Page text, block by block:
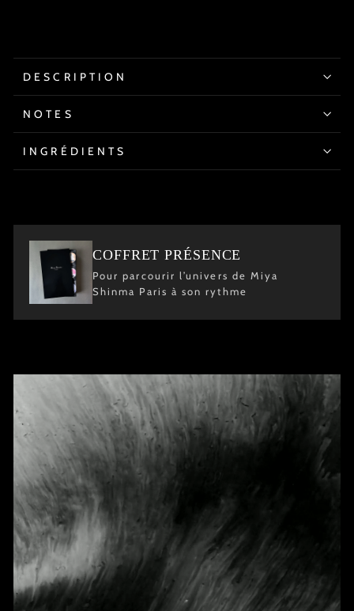
DESCRIPTION
NOTES
INGRÉDIENTS
COFFRET PRÉSENCE
Pour parcourir l’univers de Miya
Shinma Paris à son rythme